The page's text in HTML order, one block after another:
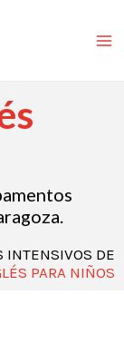
INTENSIVOS DE
PARA NIÑOS